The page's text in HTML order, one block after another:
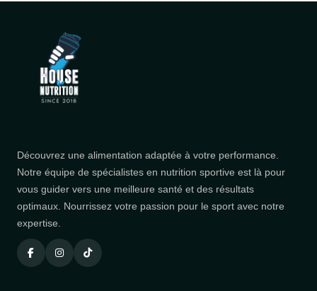
Découvrez une alimentation adaptée à votre performance.
Notre équipe de spécialistes en nutrition sportive est là pour
vous guider vers une meilleure santé et des résultats
optimaux. Nourrissez votre passion pour le sport avec notre
expertise.